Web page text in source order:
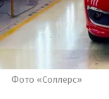
Фото «Соллерс»